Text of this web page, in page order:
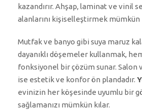
kazandırır. Ahşap, laminat ve vinil
alanlarını kişiselleştirmek mümkün
Mutfak ve banyo gibi suya maruz
dayanıklı döşemeler kullanmak,
fonksiyonel bir çözüm sunar. Salon
ise estetik ve konfor ön plandadır.
evinizin her köşesinde uyumlu bir
sağlamanızı mümkün kılar.